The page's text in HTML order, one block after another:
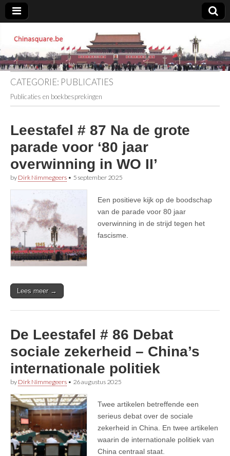
Chinasquare.be
CATEGORIE: PUBLICATIES
Publicaties en boekbesprekingen
Leestafel # 87 Na de grote
parade voor ‘80 jaar
overwinning in WO II’
by Dirk Nimmegeers • 5 september 2025
Een positieve kijk op de boodschap
van de parade voor 80 jaar
overwinning in de strijd tegen het
fascisme.
Lees meer →
De Leestafel # 86 Debat
sociale zekerheid – China’s
internationale politiek
by Dirk Nimmegeers • 26 augustus 2025
Twee artikelen betreffende een
serieus debat over de sociale
zekerheid in China. En twee artikelen
waarin de internationale politiek van
China centraal staat.